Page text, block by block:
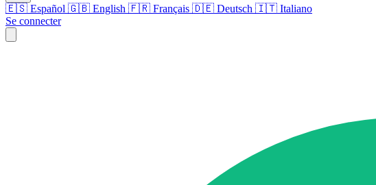
🇪🇸 Español 🇬🇧 English 🇫🇷 Français 🇩🇪 Deutsch 🇮🇹 Italiano
Se connecter